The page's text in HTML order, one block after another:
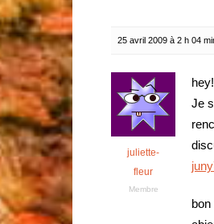
25 avril 2009 à 2 h 04
juliette-
fleur
Membre
Je
bon